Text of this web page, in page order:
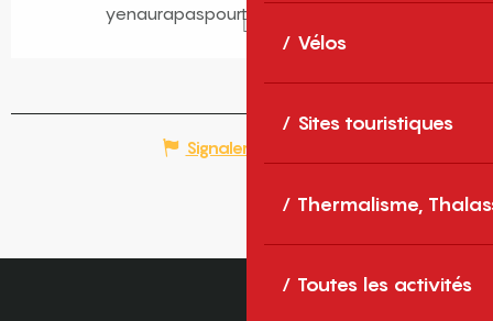
Vélos
Sites touristiques
Thermalisme,
Toutes les activités
yenaurapaspourtoutlemonde.com
Signaler une erreur